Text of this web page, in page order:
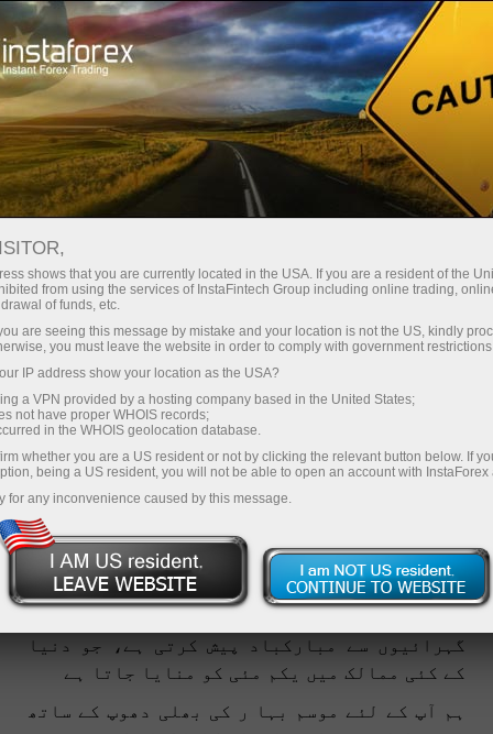
انسٹا فارکس کے بارے میں کمپنی نیوز
بہار اور مزدور کا دن مبارک
ہو
پیارے دوستو
انسٹا فاریکس ٹیم آپ کو یوم مزدور پر دل کی
گہرائیوں سے مبارکباد پیش کرتی ہے، جو دنیا
کے کئی ممالک میں یکم مئی کو منایا جاتا ہے
ہم آپ کے لئے موسم بہا ر کی بھلی دھوپ کے ساتھ
shows that you are currently located in the USA. If you are a resident of the
from using the services of InstaFintech Group including online trading,
of funds, etc.
are seeing this message by mistake and your location is not the US, kindly
you must leave the website in order to comply with government
IP address show your location as the USA?
a VPN provided by a hosting company based in the United States;
not have proper WHOIS records;
in the WHOIS geolocation database.
whether you are a US resident or not by clicking the relevant button below. If
being a US resident, you will not be able to open an account with InstaForex
for any inconvenience caused by this message.